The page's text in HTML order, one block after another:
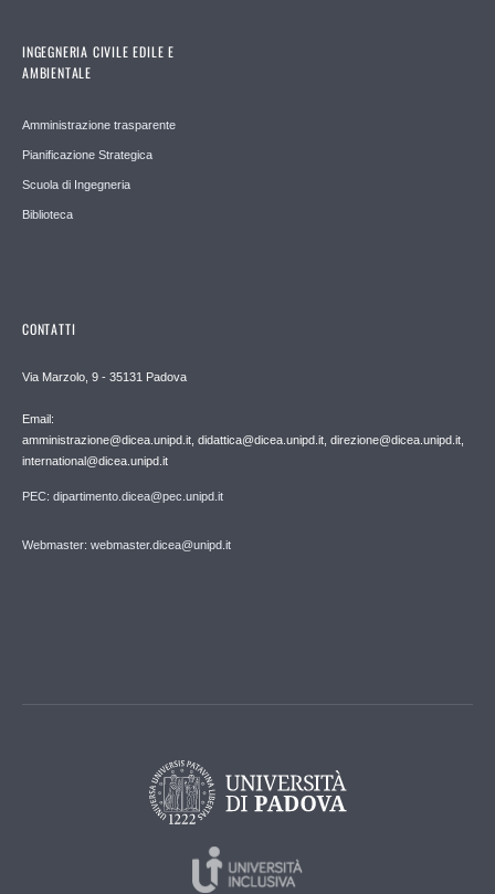
INGEGNERIA CIVILE EDILE E
AMBIENTALE
Amministrazione trasparente
Pianificazione Strategica
Scuola di Ingegneria
Biblioteca
CONTATTI
Via Marzolo, 9 - 35131 Padova
Email:
amministrazione@dicea.unipd.it, didattica@dicea.unipd.it, direzione@dicea.unipd.it,
international@dicea.unipd.it
PEC: dipartimento.dicea@pec.unipd.it
Webmaster: webmaster.dicea@unipd.it